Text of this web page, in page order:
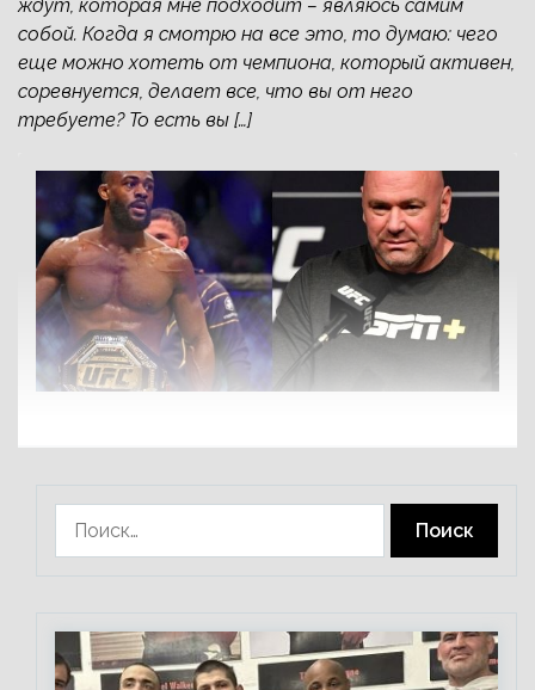
ждут, которая мне подходит – являюсь самим
собой. Когда я смотрю на все это, то думаю: чего
еще можно хотеть от чемпиона, который активен,
соревнуется, делает все, что вы от него
требуете? То есть вы […]